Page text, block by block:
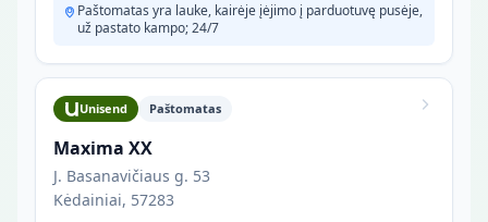
Paštomatas yra lauke, kairėje įėjimo į parduotuvę pusėje,
už pastato kampo; 24/7
Unisend Paštomatas
Maxima XX
J. Basanavičiaus g. 53
Kėdainiai, 57283